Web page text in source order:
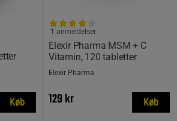
Køb
Elexir Pharma MSM + C
Vitamin, 120 tabletter
1 anmeldelser
Elexir Pharma
129 kr Køb